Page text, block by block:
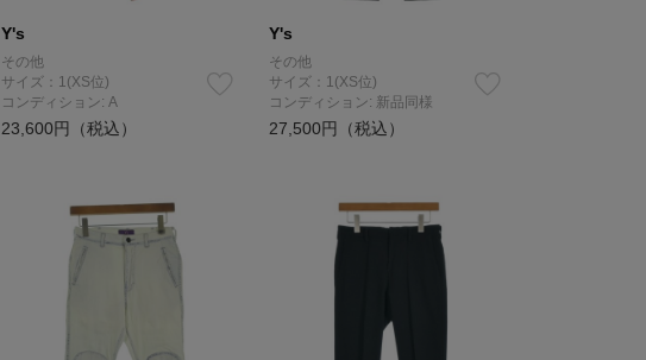
Y's
その他
サイズ：1(XS位)
コンディション: A
23,600円（税込）
Y's
その他
サイズ：1(XS位)
コンディション: 新品同様
27,500円（税込）